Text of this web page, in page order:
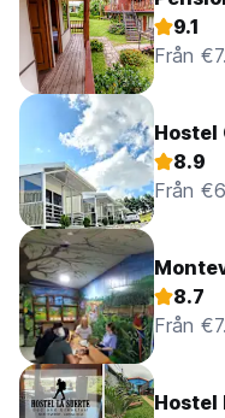
9.1
Från
Hostel
8.9
Från
8.7
Från
Hostel